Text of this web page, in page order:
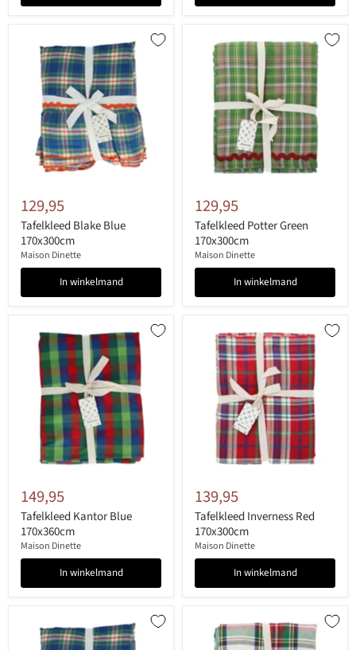
129,95
Tafelkleed Blake Blue
170x300cm
Maison Dinette
In winkelmand
129,95
Tafelkleed Potter Green
170x300cm
Maison Dinette
In winkelmand
149,95
Tafelkleed Kantor Blue
170x360cm
Maison Dinette
In winkelmand
139,95
Tafelkleed Inverness Red
170x300cm
Maison Dinette
In winkelmand